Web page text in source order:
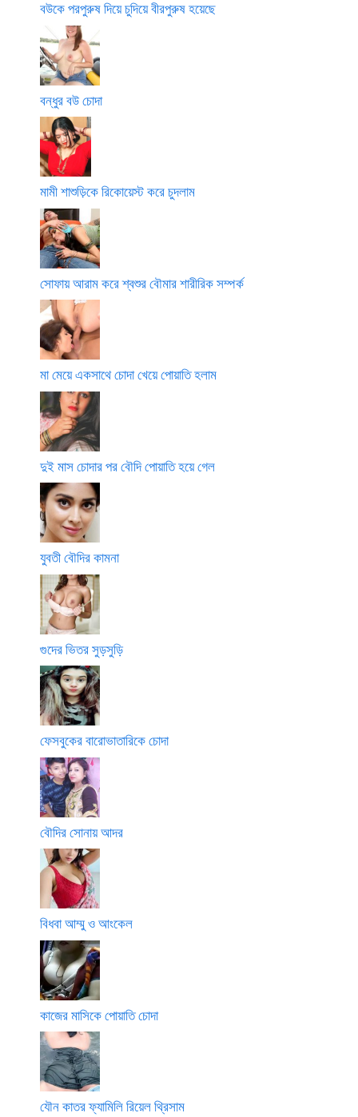
বউকে পরপুরুষ দিয়ে চুদিয়ে বীরপুরুষ হয়েছে
বন্ধুর বউ চোদা
মামী শাশুড়িকে রিকোয়েস্ট করে চুদলাম
সোফায় আরাম করে শ্বশুর বৌমার শারীরিক সম্পর্ক
মা মেয়ে একসাথে চোদা খেয়ে পোয়াতি হলাম
দুই মাস চোদার পর বৌদি পোয়াতি হয়ে গেল
যুবতী বৌদির কামনা
গুদের ভিতর সুড়সুড়ি
ফেসবুকের বারোভাতারিকে চোদা
বৌদির সোনায় আদর
বিধবা আম্মু ও আংকেল
কাজের মাসিকে পোয়াতি চোদা
যৌন কাতর ফ্যামিলি রিয়েল থ্রিসাম